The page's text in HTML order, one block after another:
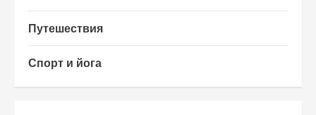
Путешествия
Спорт и йога